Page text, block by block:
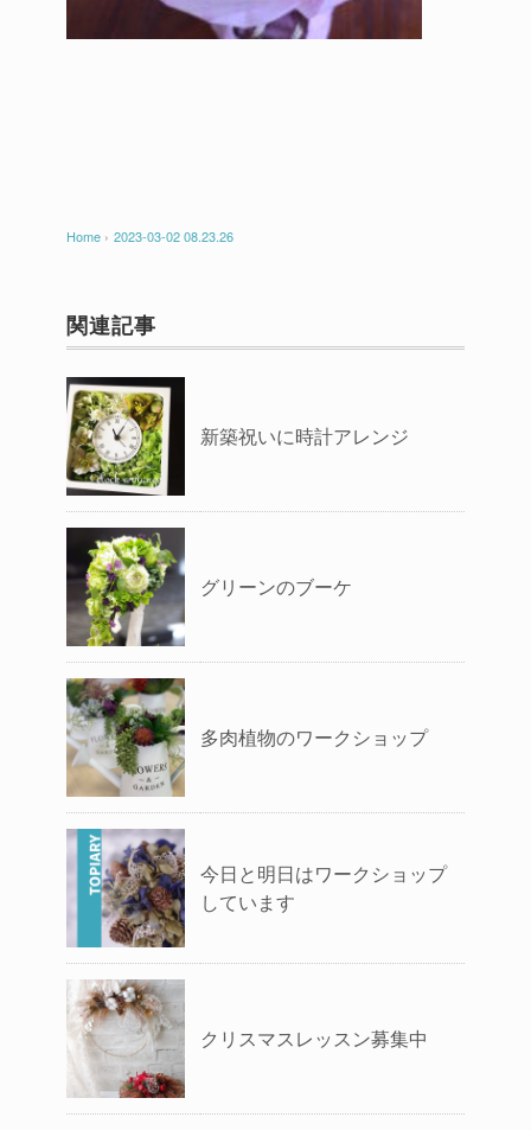
Home › 2023-03-02 08.23.26
関連記事
新築祝いに時計アレンジ
グリーンのブーケ
多肉植物のワークショップ
今日と明日はワークショップ
しています
クリスマスレッスン募集中